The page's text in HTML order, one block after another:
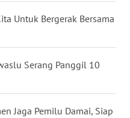
Untuk Bergerak Bersama
Serang Panggil 10
Jaga Pemilu Damai, Siap